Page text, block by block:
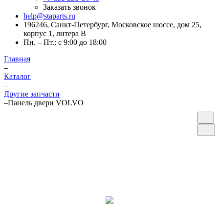
Заказать звонок
help@staparts.ru
196246, Санкт-Петербург, Московское шоссе, дом 25,
корпус 1, литера В
Пн. – Пт.: с 9:00 до 18:00
Главная
–
Каталог
–
Другие запчасти
–Панель двери VOLVO